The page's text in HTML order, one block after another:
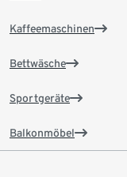
Kaffeemaschinen
Bettwäsche
Sportgeräte
Balkonmöbel